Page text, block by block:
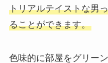
トリアルテイストな男
ることができます。
色味的に部屋をグリー